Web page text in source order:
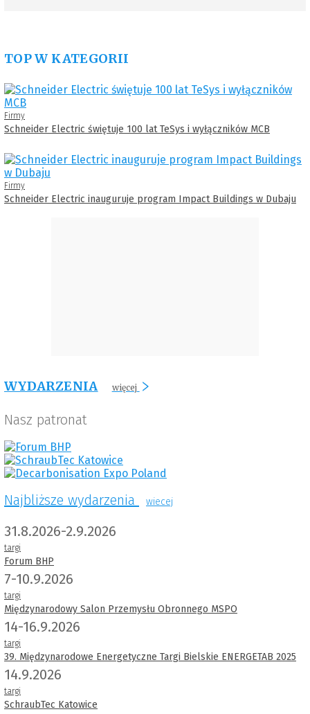
TOP W KATEGORII
Firmy
Schneider Electric świętuje 100 lat TeSys i wyłączników MCB
Firmy
Schneider Electric inauguruje program Impact Buildings w Dubaju
WYDARZENIA więcej
Nasz patronat
Najbliższe wydarzenia wiecej
31.8.2026-2.9.2026
targi
Forum BHP
7-10.9.2026
targi
Międzynarodowy Salon Przemysłu Obronnego MSPO
14-16.9.2026
targi
39. Międzynarodowe Energetyczne Targi Bielskie ENERGETAB 2025
14.9.2026
targi
SchraubTec Katowice